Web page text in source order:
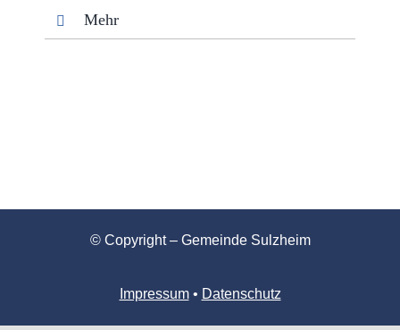
Mehr
© Copyright – Gemeinde Sulzheim
Impressum• Datenschutz